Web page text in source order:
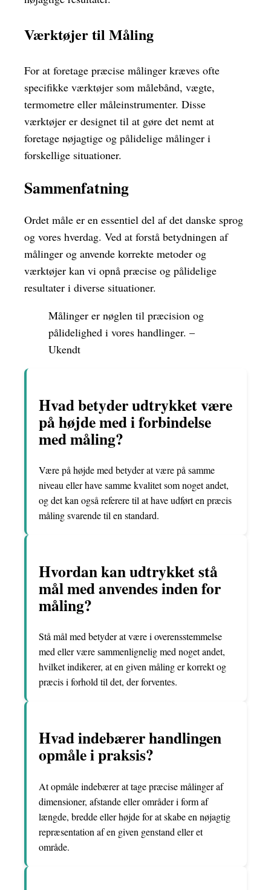
Værktøjer til Måling
For at foretage præcise målinger kræves ofte
specifikke værktøjer som målebånd, vægte,
termometre eller måleinstrumenter. Disse
værktøjer er designet til at gøre det nemt at
foretage nøjagtige og pålidelige målinger i
forskellige situationer.
Sammenfatning
Ordet måle er en essentiel del af det danske sprog
og vores hverdag. Ved at forstå betydningen af
målinger og anvende korrekte metoder og
værktøjer kan vi opnå præcise og pålidelige
resultater i diverse situationer.
Målinger er nøglen til præcision og
pålidelighed i vores handlinger. –
Ukendt
Hvad betyder udtrykket være
på højde med i forbindelse
med måling?
Være på højde med betyder at være på samme
niveau eller have samme kvalitet som noget andet,
og det kan også referere til at have udført en præcis
måling svarende til en standard.
Hvordan kan udtrykket stå
mål med anvendes inden for
måling?
Stå mål med betyder at være i overensstemmelse
med eller være sammenlignelig med noget andet,
hvilket indikerer, at en given måling er korrekt og
præcis i forhold til det, der forventes.
Hvad indebærer handlingen
opmåle i praksis?
At opmåle indebærer at tage præcise målinger af
dimensioner, afstande eller områder i form af
længde, bredde eller højde for at skabe en nøjagtig
repræsentation af en given genstand eller et
område.